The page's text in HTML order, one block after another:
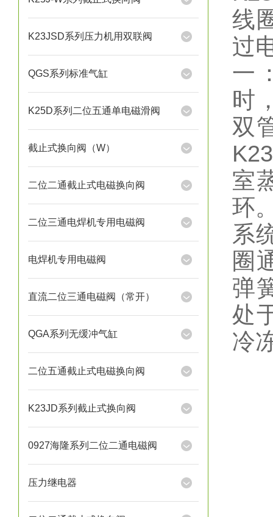
K23JSD系列压力机用双联阀
QGS系列标准气缸
K25D系列二位五通单电磁滑阀
截止式换向阀（W）
二位二通截止式电磁换向阀
二位三通电焊机专用电磁阀
电焊机专用电磁阀
直流二位三通电磁阀（常开）
QGA系列无缓冲气缸
二位五通截止式电磁换向阀
K23JD系列截止式换向阀
0927海隆系列二位二通电磁阀
压力继电器
线
过
一
时
双
室
环
系
圈
弹
处
冷